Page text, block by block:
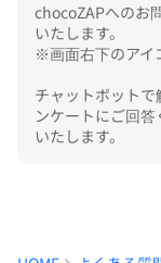
chocoZAPへのお
いたします。
※画面右下のアイ
チャットボット
ンケートにご回
いたします。